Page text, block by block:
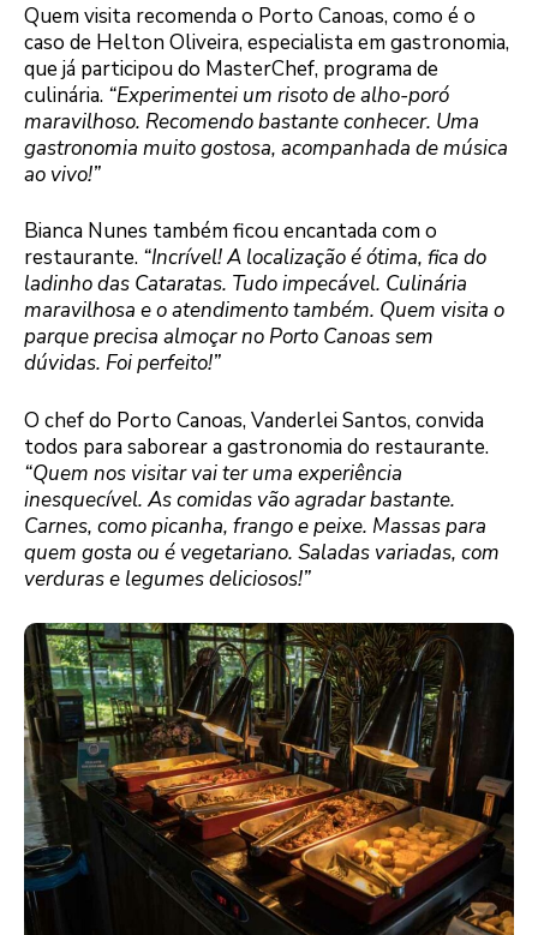
Quem visita recomenda o Porto Canoas, como é o
caso de Helton Oliveira, especialista em gastronomia,
que já participou do MasterChef, programa de
culinária. “Experimentei um risoto de alho-poró
maravilhoso. Recomendo bastante conhecer. Uma
gastronomia muito gostosa, acompanhada de música
ao vivo!”
Bianca Nunes também ficou encantada com o
restaurante. “Incrível! A localização é ótima, fica do
ladinho das Cataratas. Tudo impecável. Culinária
maravilhosa e o atendimento também. Quem visita o
parque precisa almoçar no Porto Canoas sem
dúvidas. Foi perfeito!”
O chef do Porto Canoas, Vanderlei Santos, convida
todos para saborear a gastronomia do restaurante.
“Quem nos visitar vai ter uma experiência
inesquecível. As comidas vão agradar bastante.
Carnes, como picanha, frango e peixe. Massas para
quem gosta ou é vegetariano. Saladas variadas, com
verduras e legumes deliciosos!”